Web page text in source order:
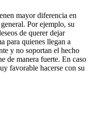
mayor diferencia en
Por ejemplo, su
de querer dejar
para quienes llegan a
y no soportan el hecho
de manera fuerte. En caso
favorable hacerse con su